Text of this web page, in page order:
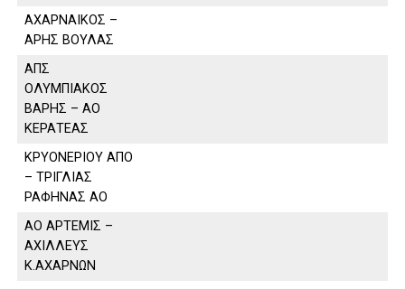
ΑΧΑΡΝΑΙΚΟΣ –
ΑΡΗΣ ΒΟΥΛΑΣ
ΑΠΣ
ΟΛΥΜΠΙΑΚΟΣ
ΒΑΡΗΣ – ΑΟ
ΚΕΡΑΤΕΑΣ
ΚΡΥΟΝΕΡΙΟΥ ΑΠΟ
– ΤΡΙΓΛΙΑΣ
ΡΑΦΗΝΑΣ ΑΟ
ΑΟ ΑΡΤΕΜΙΣ –
ΑΧΙΛΛΕΥΣ
Κ.ΑΧΑΡΝΩΝ